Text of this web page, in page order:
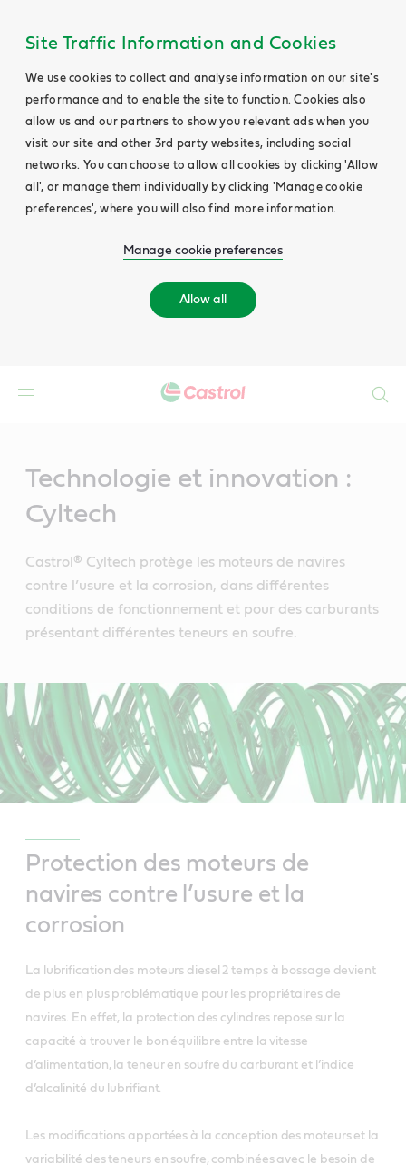
Site Traffic Information and Cookies
We use cookies to collect and analyse information on our site's
performance and to enable the site to function. Cookies also
allow us and our partners to show you relevant ads when you
visit our site and other 3rd party websites, including social
networks. You can choose to allow all cookies by clicking 'Allow
all', or manage them individually by clicking 'Manage cookie
preferences', where you will also find more information.
Manage cookie preferences
Allow all
Technologie et innovation :
Cyltech
Castrol® Cyltech protège les moteurs de navires
contre l’usure et la corrosion, dans différentes
conditions de fonctionnement et pour des carburants
présentant différentes teneurs en soufre.
Protection des moteurs de
navires contre l’usure et la
corrosion
La lubrification des moteurs diesel 2 temps à bossage devient
de plus en plus problématique pour les propriétaires de
navires. En effet, la protection des cylindres repose sur la
capacité à trouver le bon équilibre entre la vitesse
d’alimentation, la teneur en soufre du carburant et l’indice
d’alcalinité du lubrifiant.
Les modifications apportées à la conception des moteurs et la
variabilité des teneurs en soufre, combinées avec le besoin de